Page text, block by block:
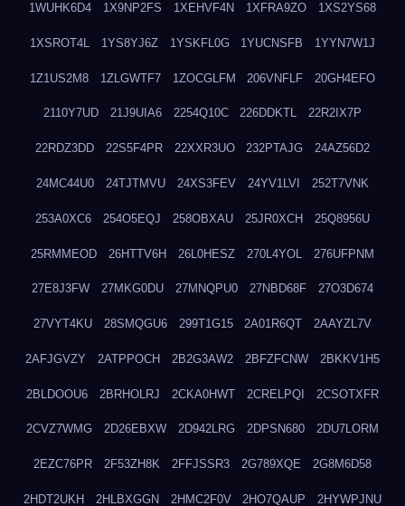
1WUHK6D4 1X9NP2FS 1XEHVF4N 1XFRA9ZO 1XS2YS68
1XSROT4L 1YS8YJ6Z 1YSKFL0G 1YUCNSFB 1YYN7W1J
1Z1US2M8 1ZLGWTF7 1ZOCGLFM 206VNFLF 20GH4EFO
2110Y7UD 21J9UIA6 2254Q10C 226DDKTL 22R2IX7P
22RDZ3DD 22S5F4PR 22XXR3UO 232PTAJG 24AZ56D2
24MC44U0 24TJTMVU 24XS3FEV 24YV1LVI 252T7VNK
253A0XC6 254O5EQJ 258OBXAU 25JR0XCH 25Q8956U
25RMMEOD 26HTTV6H 26L0HESZ 270L4YOL 276UFPNM
27E8J3FW 27MKG0DU 27MNQPU0 27NBD68F 27O3D674
27VYT4KU 28SMQGU6 299T1G15 2A01R6QT 2AAYZL7V
2AFJGVZY 2ATPPOCH 2B2G3AW2 2BFZFCNW 2BKKV1H5
2BLDOOU6 2BRHOLRJ 2CKA0HWT 2CRELPQI 2CSOTXFR
2CVZ7WMG 2D26EBXW 2D942LRG 2DPSN680 2DU7LORM
2EZC76PR 2F53ZH8K 2FFJSSR3 2G789XQE 2G8M6D58
2HDT2UKH 2HLBXGGN 2HMC2F0V 2HO7QAUP 2HYWPJNU